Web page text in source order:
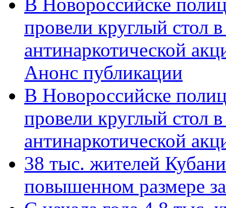
провели круглый стол
антинаркотической
Анонс публикации
В Новороссийске
провели круглый стол
антинаркотической
38 тыс. жителей
повышенном размере